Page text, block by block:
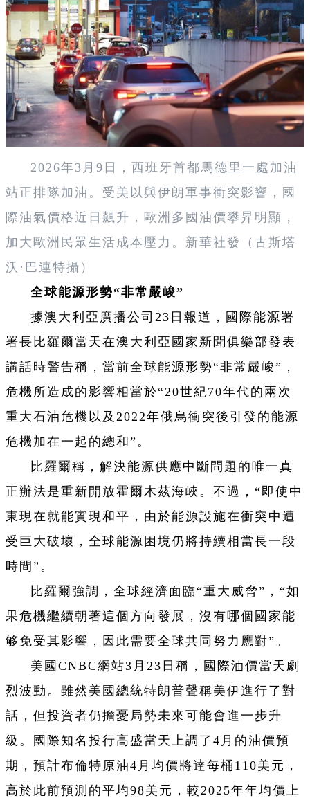
2026年3月9日，西班牙首都馬德里一處加油
站正排隊加油。受美以與伊朗軍事衝突影響，國
際油氣價格近日飆升，歐洲多國油價攀昇明顯，
加大歐洲民眾生活成本壓力。新華社發（古斯塔
沃·巴連特攝）
全球能源形勢“非常嚴峻”
據澳大利亞廣播公司23日報道，國際能源署
署長比羅爾當天在澳大利亞國家新聞俱樂部發表
講話時警告稱，當前全球能源形勢“非常嚴峻”，
危機所造成的影響相當於“20世紀70年代的兩次
重大石油危機以及2022年俄烏衝突後引發的能源
危機加在一起的總和”。
比羅爾稱，解決能源供應中斷問題的唯一真
正辦法是重新開放霍爾木茲海峽。不過，“即使中
東現在就能實現和平，由於能源設施在衝突中遭
受巨大破壞，全球能源困境仍將持續相當長一段
時間”。
比羅爾強調，全球經濟面臨“重大威脅”，“如
果危機繼續朝著這個方向發展，沒有哪個國家能
够免受其影響，因此需要全球共同努力應對”。
美國CNBC網站3月23日稱，國際油價當天劇
烈波動。雖然美國總統特朗普聲稱美伊進行了對
話，但投資者仍擔憂局勢未來可能會進一步升
級。國際知名投行高盛當天上調了4月的油價預
期，預計布倫特原油4月均價將達每桶110美元，
高於此前預測的平均98美元，較2025年年均價上